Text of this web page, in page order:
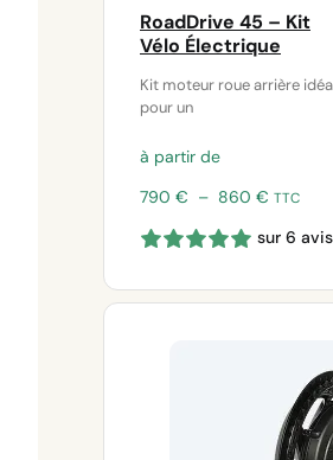
RoadDrive 45 – Kit
Vélo Électrique
Kit moteur roue arrière
pour un
à partir de
790 € – 860 € Plage
prix :
à
TTC
sur 6 avis
légère, autonomie